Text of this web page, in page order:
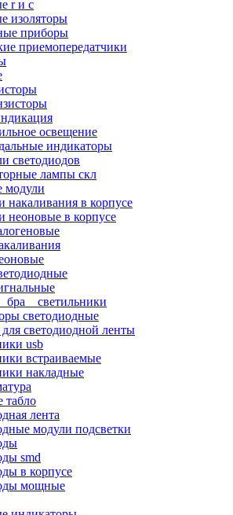
r и c
изоляторы
приборы
приемопередатчики
освещение
индикаторы
светодиодов
лампы скл
модули
накаливания в корпусе
неоновые в корпусе
_ светильники
светодиодные
светодиодной ленты
usb
встраиваемые
накладные
табло
лента
модули подсветки
smd
в корпусе
мощные